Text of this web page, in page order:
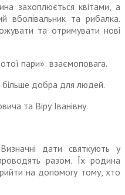
захоплюється квітами, а
вболівальник та рибалка.
та отримувати нові
пари»: взаємоповага.
добра для людей.
та Віру Іванівну.
дати святкують у
разом. Їх родина
на допомогу тому, хто